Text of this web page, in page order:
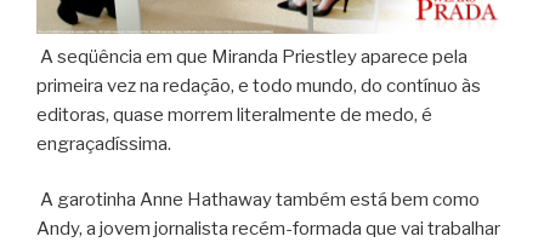
A seqüência em que Miranda Priestley aparece pela
primeira vez na redação, e todo mundo, do contínuo às
editoras, quase morrem literalmente de medo, é
engraçadíssima.
A garotinha Anne Hathaway também está bem como
Andy, a jovem jornalista recém-formada que vai trabalhar